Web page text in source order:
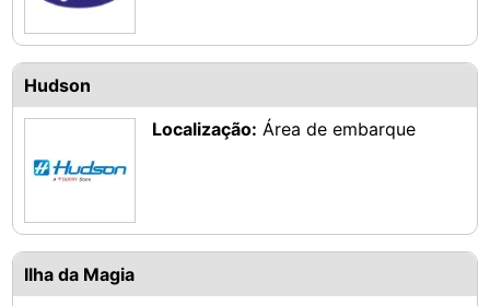
Hudson
Localização: Área de embarque
Ilha da Magia